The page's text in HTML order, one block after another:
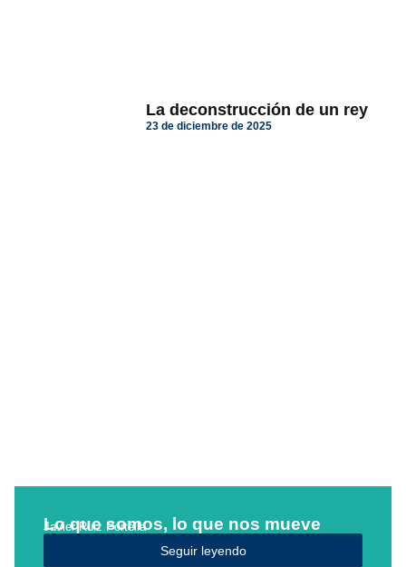
La deconstrucción de un rey
23 de diciembre de 2025
Lo que somos, lo que nos mueve
Javier Ruiz Portella
Seguir leyendo